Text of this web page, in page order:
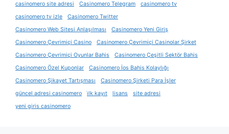
casinomero site adresi
Casinomero Telegram
casinomero tv
casinomero tv izle
Casinomero Twitter
Casinomero Web Sitesi Anlaşılması
Casinomero Yeni Giriş
Casinomero Çevrimiçi Casino
Casinomero Çevrimiçi Casinolar Şirket
Casinomero Çevrimiçi Oyunlar Bahis
Casinomero Çeşitli Sektör Bahis
Casinomero Özel Kuponlar
Casinomero İos Bahis Kolaylığı
Casinomero Şikayet Tartışması
Casinomero Şirketi Para İşler
güncel adresi casinomero
i̇lk kayıt lisans
site adresi
yeni giris casinomero